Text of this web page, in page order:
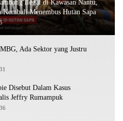
Ilegal di Kawasan Nantu,
Menembus Hutan Sapa
Ada Sektor yang Justru
Disebut Dalam Kasus
Jeffry Rumampuk